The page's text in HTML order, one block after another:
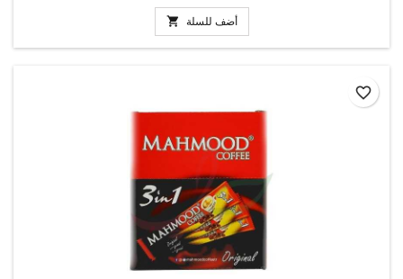
 أضف للسلة
favorite_border